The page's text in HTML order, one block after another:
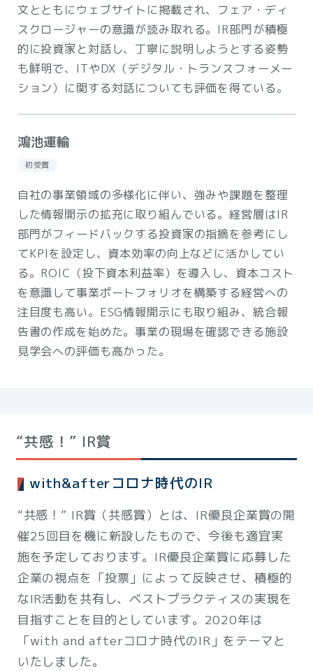
文とともにウェブサイトに掲載され、フェア・ディ
スクロージャーの意識が読み取れる。IR部門が積極
的に投資家と対話し、丁寧に説明しようとする姿勢
も鮮明で、ITやDX（デジタル・トランスフォーメー
ション）に関する対話についても評価を得ている。
鴻池運輸
初受賞
自社の事業領域の多様化に伴い、強みや課題を整理
した情報開示の拡充に取り組んでいる。経営層はIR
部門がフィードバックする投資家の指摘を参考にし
てKPIを設定し、資本効率の向上などに活かしてい
る。ROIC（投下資本利益率）を導入し、資本コスト
を意識して事業ポートフォリオを構築する経営への
注目度も高い。ESG情報開示にも取り組み、統合報
告書の作成を始めた。事業の現場を確認できる施設
見学会への評価も高かった。
“共感！” IR賞
with&afterコロナ時代のIR
“共感！” IR賞（共感賞）とは、IR優良企業賞の開
催25回目を機に新設したもので、今後も適宜実
施を予定しております。IR優良企業賞に応募した
企業の視点を「投票」によって反映させ、積極的
なIR活動を共有し、ベストプラクティスの実現を
目指すことを目的としています。2020年は
「with and afterコロナ時代のIR」をテーマと
いたしました。